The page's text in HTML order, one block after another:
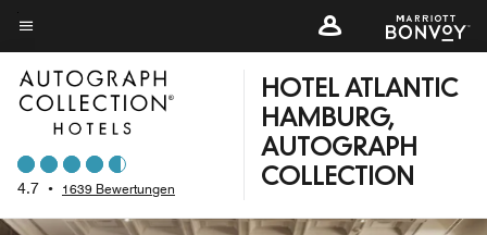
Skip
to
main
content
Menütext
4.7 • 1639 Bewertungen
HOTEL ATLANTIC
HAMBURG,
AUTOGRAPH
COLLECTION